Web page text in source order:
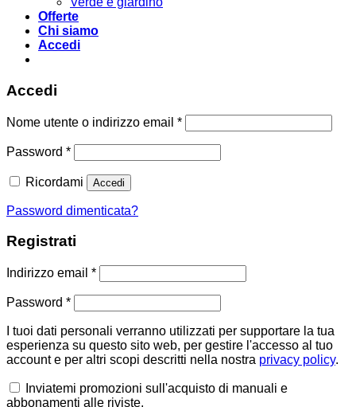
Offerte
Chi siamo
Accedi
Accedi
Nome utente o indirizzo email *Richiesto
Password *Richiesto
Ricordami Accedi
Password dimenticata?
Registrati
Indirizzo email *Richiesto
Password *Richiesto
I tuoi dati personali verranno utilizzati per supportare la tua
esperienza su questo sito web, per gestire l'accesso al tuo
account e per altri scopi descritti nella nostra privacy policy.
Inviatemi promozioni sull'acquisto di manuali e
abbonamenti alle riviste.